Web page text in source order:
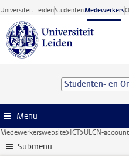
Ga direct naar de inhoud
Universiteit LeidenStudentenMedewerkers
Studenten- en
Menu
Medewerkerswebsite ICT ULCN-account
Submenu